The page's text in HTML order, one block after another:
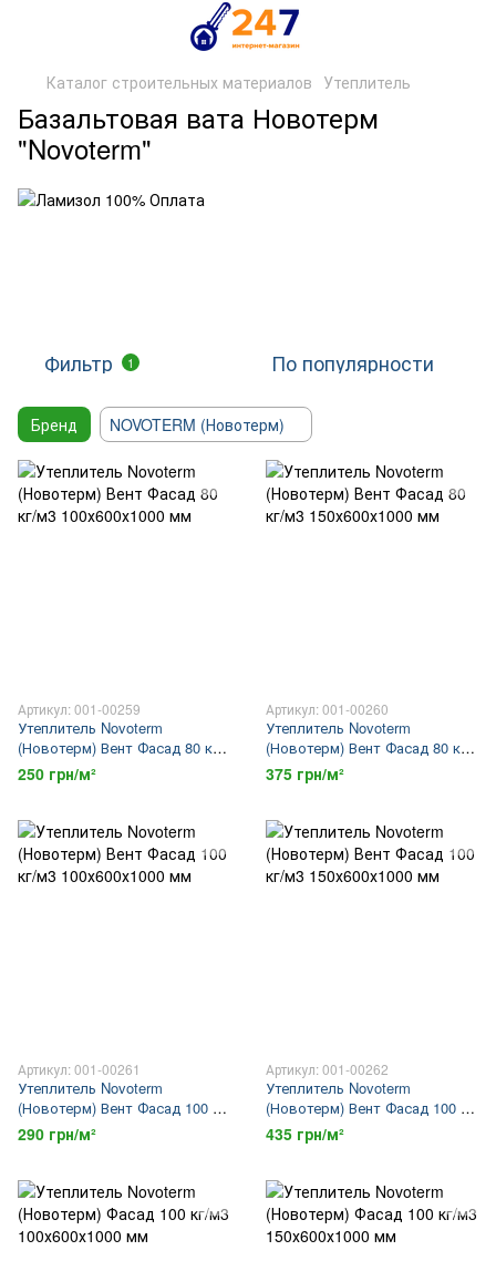
Каталог строительных материалов Утеплитель
Базальтовая вата Новотерм
"Novoterm"
Фильтр 1 По популярности
Бренд NOVOTERM (Новотерм)
Артикул: 001-00259
Утеплитель Novoterm
(Новотерм) Вент Фасад 80 кг/
м3 100х600х1000 мм
250 грн/м²
Артикул: 001-00260
Утеплитель Novoterm
(Новотерм) Вент Фасад 80 кг/
м3 150х600х1000 мм
375 грн/м²
Артикул: 001-00261
Утеплитель Novoterm
(Новотерм) Вент Фасад 100 кг/
м3 100х600х1000 мм
290 грн/м²
Артикул: 001-00262
Утеплитель Novoterm
(Новотерм) Вент Фасад 100 кг/
м3 150х600х1000 мм
435 грн/м²